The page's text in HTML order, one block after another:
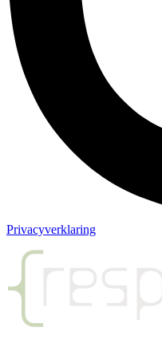
Privacyverklaring